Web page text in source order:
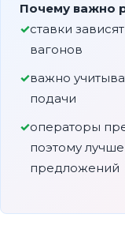
Почему важно
ставки
вагонов
важно
подачи
операторы
поэтому
предложений